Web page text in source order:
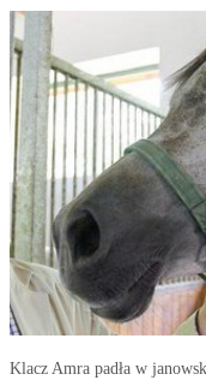
Klacz Amra padła w